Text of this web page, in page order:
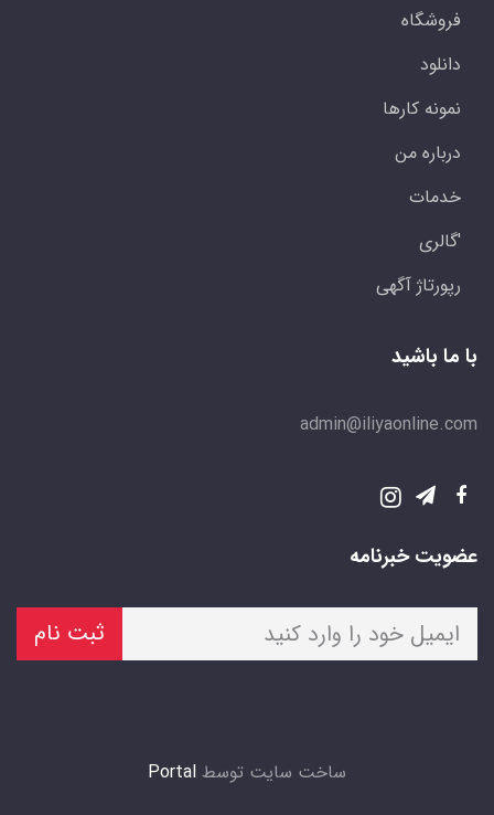
فروشگاه
دانلود
نمونه کارها
درباره من
خدمات
'گالری
رپورتاژ آگهی
با ما باشید
admin@iliyaonline.com
عضویت خبرنامه
ثبت نام
ساخت سایت توسط Portal